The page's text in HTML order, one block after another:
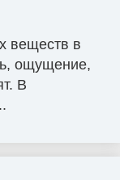
веществ в
ощущение,
В